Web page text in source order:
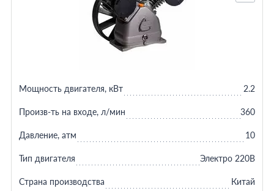
Мощность двигателя, кВт 2.2
Произв-ть на входе, л/мин 360
Давление, атм 10
Тип двигателя Электро 220В
Страна производства Китай